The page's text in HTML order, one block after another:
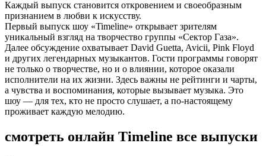
Каждый выпуск становится откровением и своеобразным
признанием в любви к искусству.
Первый выпуск шоу «Timeline» открывает зрителям
уникальный взгляд на творчество группы «Сектор Газа».
Далее обсуждение охватывает David Guetta, Avicii, Pink Floyd
и других легендарных музыкантов. Гости программы говорят
не только о творчестве, но и о влиянии, которое оказали
исполнители на их жизни. Здесь важны не рейтинги и чарты,
а чувства и воспоминания, которые вызывает музыка. Это
шоу — для тех, кто не просто слушает, а по-настоящему
проживает каждую мелодию.
смотреть онлайн Timeline все выпуски